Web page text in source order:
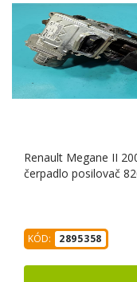
Renault Megane II
čerpadlo posilovač
KÓD: 2895358